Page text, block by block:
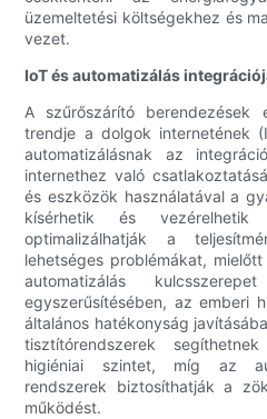
üzemeltetési költségekhez és
vezet.
IoT és automatizálás
A szűrőszárító berendezések
trendje a dolgok internetének
automatizálásnak az
internethez való
és eszközök használatával a
kísérhetik és
optimalizálhatják a
lehetséges problémákat,
automatizálás
egyszerűsítésében, az emberi
általános hatékonyság
tisztítórendszerek
higiéniai szintet, míg az
rendszerek biztosíthatják a
működést.